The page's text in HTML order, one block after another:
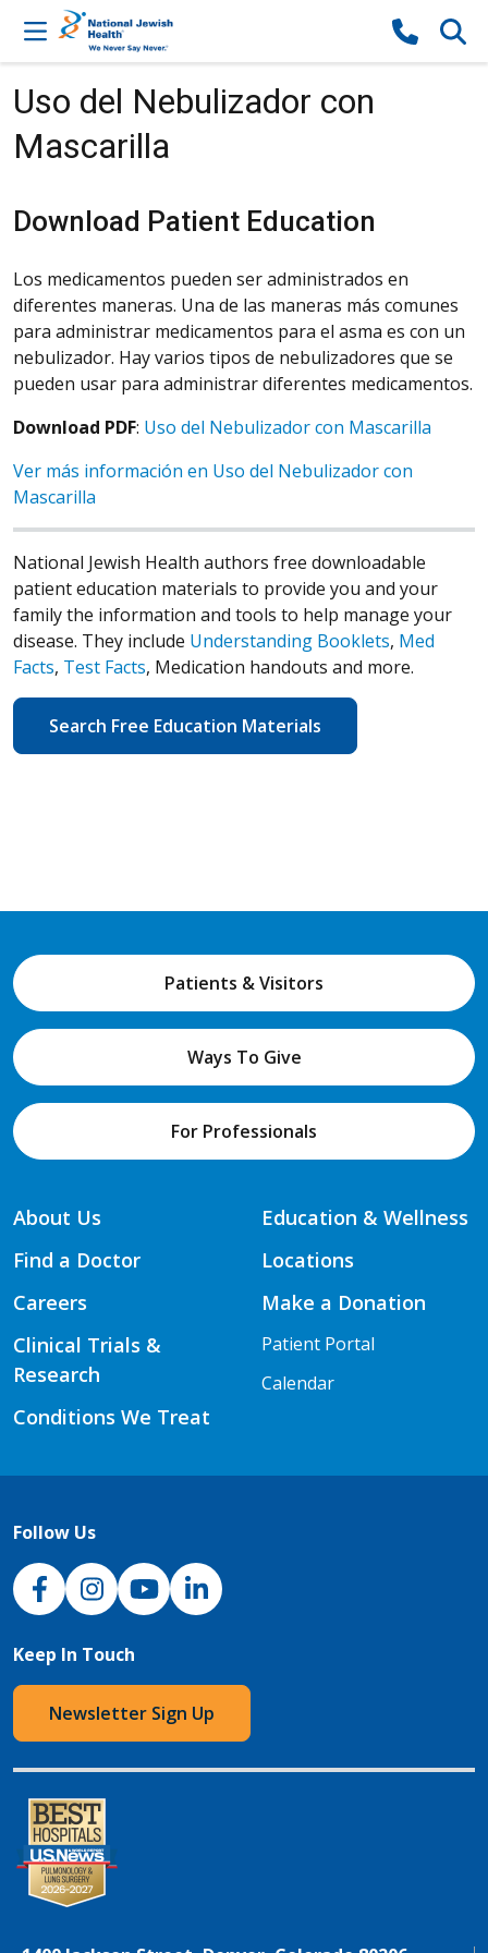
Skip to content
Uso del Nebulizador con
Mascarilla
Download Patient Education
Los medicamentos pueden ser administrados en
diferentes maneras. Una de las maneras más comunes
para administrar medicamentos para el asma es con un
nebulizador. Hay varios tipos de nebulizadores que se
pueden usar para administrar diferentes medicamentos.
Download PDF: Uso del Nebulizador con Mascarilla
Ver más información en Uso del Nebulizador con
Mascarilla
National Jewish Health authors free downloadable
patient education materials to provide you and your
family the information and tools to help manage your
disease. They include Understanding Booklets, Med
Facts, Test Facts, Medication handouts and more.
Search Free Education Materials
Patients & Visitors
Ways To Give
For Professionals
About Us
Find a Doctor
Careers
Clinical Trials &
Research
Conditions We Treat
Education & Wellness
Locations
Make a Donation
Patient Portal
Calendar
Follow Us
NJH Facebook
InstagramNJH YouTube
NJH LinkedIn
Keep In Touch
Newsletter Sign Up